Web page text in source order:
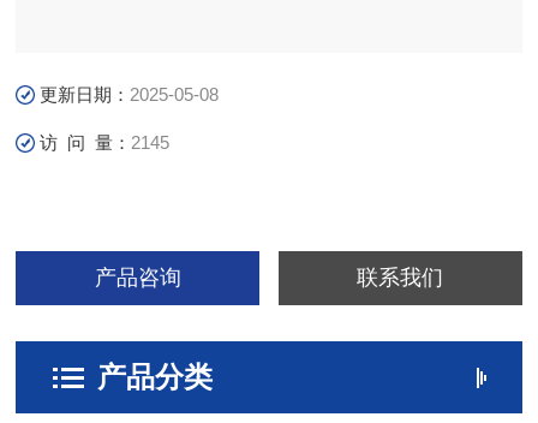
更新日期： 2025-05-08
访 问 量： 2145
产品咨询 联系我们
产品分类